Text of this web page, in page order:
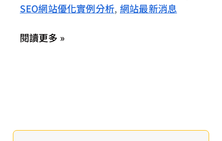
SEO網站優化實例分析, 網站最新消息
你
形
於
閱讀更多 »